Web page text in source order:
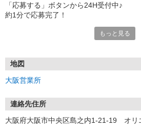
「応募する」ボタンから24H受付中♪
約1分で応募完了！
①応募から3営業日を目安に、メールorお
★スマホでWEB面接（LINEなど）・出張
す
③面接実施（履歴書不要）
もっと見る
地図
大阪営業所
連絡先住所
大阪府大阪市中央区島之内1-21-19 オリ